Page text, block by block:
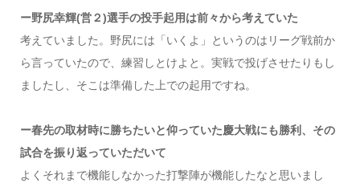
ー野尻幸輝(営２)選手の投手起用は前々から考えていた
考えていました。野尻には「いくよ」というのはリーグ戦前か
ら言っていたので、練習しとけよと。実戦で投げさせたりもし
ましたし、そこは準備した上での起用ですね。
ー春先の取材時に勝ちたいと仰っていた慶大戦にも勝利、その
試合を振り返っていただいて
よくそれまで機能しなかった打撃陣が機能したなと思いまし